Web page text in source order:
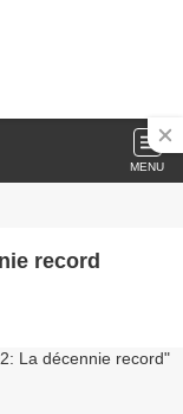
MENU
record